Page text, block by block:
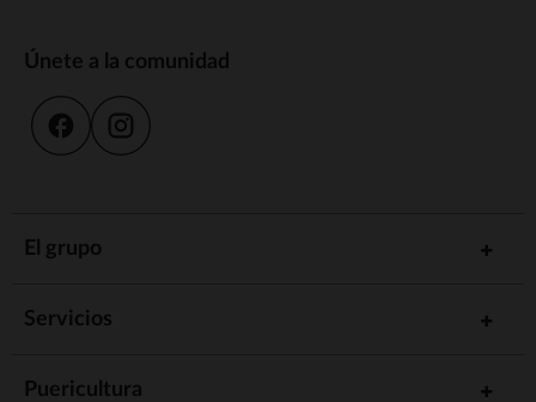
Únete a la comunidad
El grupo
Servicios
Puericultura